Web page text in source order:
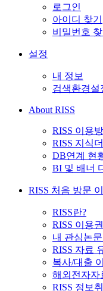
로그인
아이디 찾기
비밀번호 찾
설정
내 정보
검색환경설
About RISS
RISS 이용
RISS 지식더
DB연계 현
BI 및 배너
RISS 처음 방문
RISS란?
RISS 이용
내 관심논
RISS 자료
복사/대출
해외전자자
RISS 정보